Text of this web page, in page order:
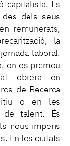
capitalista. És
dels seus
remunerats,
la
laboral.
on es promou
obrera en
de Recerca
o en les
de talent. És
nous imperis
En les ciutats